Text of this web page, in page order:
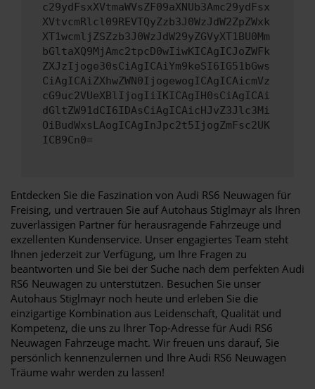
c29ydFsxXVtmaWVsZF09aXNUb3Amc29ydFsx
XVtvcmRlcl09REVTQyZzb3J0WzJdW2ZpZWxk
XT1wcmljZSZzb3J0WzJdW29yZGVyXT1BU0Mm
bGltaXQ9MjAmc2tpcD0wIiwKICAgICJoZWFk
ZXJzIjoge30sCiAgICAiYm9keSI6IG51bGws
CiAgICAiZXhwZWN0IjogewogICAgICAicmVz
cG9uc2VUeXBlIjogIiIKICAgIH0sCiAgICAi
dGltZW91dCI6IDAsCiAgICAicHJvZ3Jlc3Mi
OiBudWxsLAogICAgInJpc2t5IjogZmFsc2UK
ICB9Cn0=
Entdecken Sie die Faszination von Audi RS6 Neuwagen für
Freising, und vertrauen Sie auf Autohaus Stiglmayr als Ihren
zuverlässigen Partner für herausragende Fahrzeuge und
exzellenten Kundenservice. Unser engagiertes Team steht
Ihnen jederzeit zur Verfügung, um Ihre Fragen zu
beantworten und Sie bei der Suche nach dem perfekten Audi
RS6 Neuwagen zu unterstützen. Besuchen Sie unser
Autohaus Stiglmayr noch heute und erleben Sie die
einzigartige Kombination aus Leidenschaft, Qualität und
Kompetenz, die uns zu Ihrer Top-Adresse für Audi RS6
Neuwagen Fahrzeuge macht. Wir freuen uns darauf, Sie
persönlich kennenzulernen und Ihre Audi RS6 Neuwagen
Träume wahr werden zu lassen!